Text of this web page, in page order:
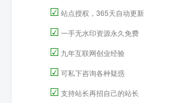
☑ 站点授权，365天自动更新
☑ 一手无水印资源永久免费
☑ 九年互联网创业经验
☑ 可私下咨询各种疑惑
☑ 支持站长再招自己的站长